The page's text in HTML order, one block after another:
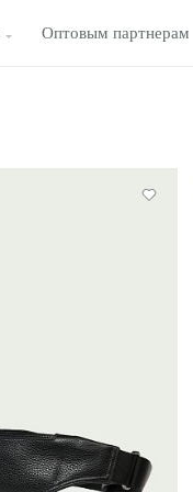
Оптовым партнерам